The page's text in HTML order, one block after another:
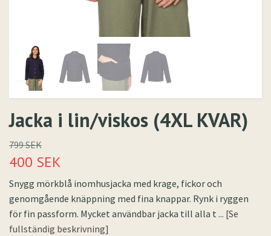
Jacka i lin/viskos (4XL KVAR)
799 SEK
400 SEK
Snygg mörkblå inomhusjacka med krage, fickor och
genomgående knäppning med fina knappar. Rynk i ryggen
för fin passform. Mycket användbar jacka till alla t ... [Se
fullständig beskrivning]